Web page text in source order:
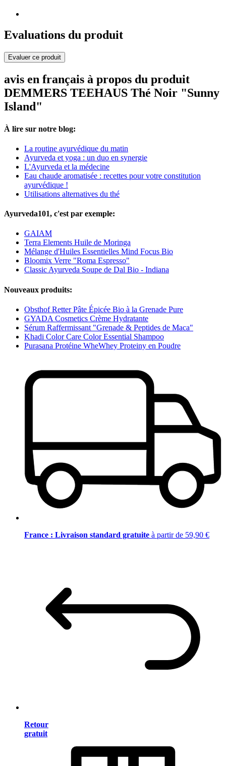
Evaluations du produit
Evaluer ce produit
avis en français à propos du produit
DEMMERS TEEHAUS Thé Noir "Sunny
Island"
À lire sur notre blog:
La routine ayurvédique du matin
Ayurveda et yoga : un duo en synergie
L'Ayurveda et la médecine
Eau chaude aromatisée : recettes pour votre constitution
ayurvédique !
Utilisations alternatives du thé
Ayurveda101, c'est par exemple:
GAIAM
Terra Elements Huile de Moringa
Mélange d'Huiles Essentielles Mind Focus Bio
Bloomix Verre "Roma Espresso"
Classic Ayurveda Soupe de Dal Bio - Indiana
Nouveaux produits:
Obsthof Retter Pâte Épicée Bio à la Grenade Pure
GYADA Cosmetics Crème Hydratante
Sérum Raffermissant "Grenade & Peptides de Maca"
Khadi Color Care Color Essential Shampoo
Purasana Protéine WheWhey Proteiny en Poudre
France : Livraison standard gratuite à partir de 59,90 €
Retour
gratuit